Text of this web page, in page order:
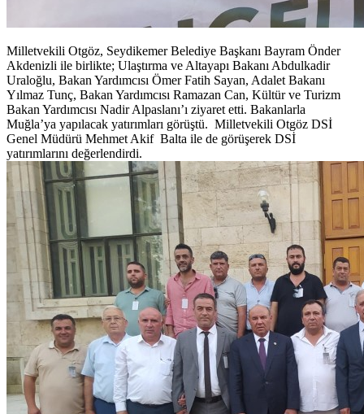
Milletvekili Otgöz, Seydikemer Belediye Başkanı Bayram Önder
Akdenizli ile birlikte; Ulaştırma ve Altayapı Bakanı Abdulkadir
Uraloğlu, Bakan Yardımcısı Ömer Fatih Sayan, Adalet Bakanı
Yılmaz Tunç, Bakan Yardımcısı Ramazan Can, Kültür ve Turizm
Bakan Yardımcısı Nadir Alpaslanı’ı ziyaret etti. Bakanlarla
Muğla’ya yapılacak yatırımları görüştü. Milletvekili Otgöz DSİ
Genel Müdürü Mehmet Akif Balta ile de görüşerek DSİ
yatırımlarını değerlendirdi.